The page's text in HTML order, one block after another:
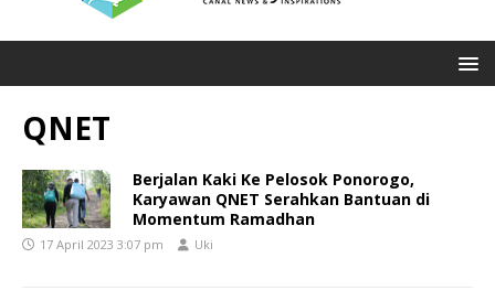
QNET
Berjalan Kaki Ke Pelosok Ponorogo,
Karyawan QNET Serahkan Bantuan di
Momentum Ramadhan
17 April 2023 3:07 pm Uki